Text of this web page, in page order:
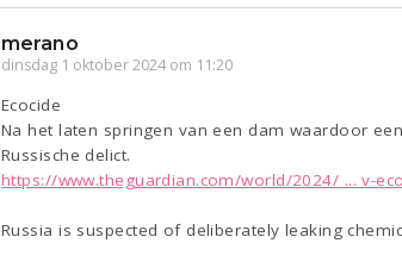
merano
dinsdag 1 oktober 2024 om 11:20
Ecocide
Na het laten springen van een dam waardoor
Russische delict.
https://www.theguardian.com/world/2024/ ... v-
Russia is suspected of deliberately leaking